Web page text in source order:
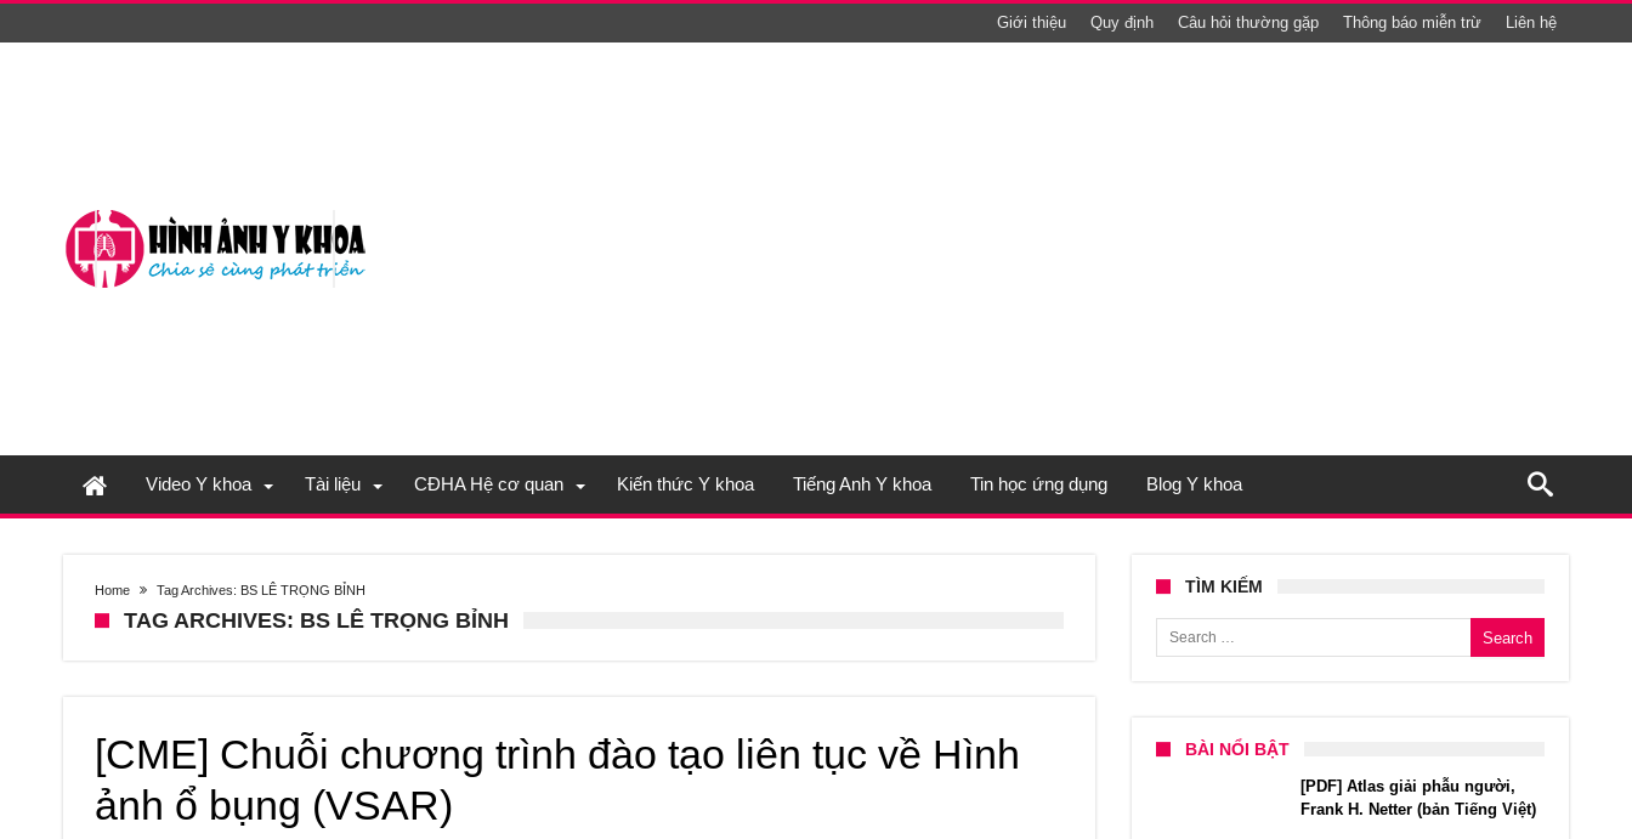
Giới thiệu Quy định Câu hỏi thường gặp Thông báo miễn trừ Liên hệ
Video Y khoa Tài liệu CĐHA Hệ cơ quan Kiến thức Y khoa Tiếng Anh Y khoa Tin học ứng dụng Blog Y khoa
Home Tag Archives: BS LÊ TRỌNG BỈNH
TAG ARCHIVES: BS LÊ TRỌNG BỈNH
[CME] Chuỗi chương trình đào tạo liên tục về Hình
ảnh ổ bụng (VSAR)
TÌM KIẾM
Search for:
BÀI NỔI BẬT
[PDF] Atlas giải phẫu người,
Frank H. Netter (bản Tiếng Việt)